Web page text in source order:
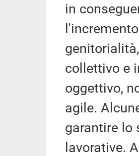
in
collettivo e
oggettivo,
agile.
garantire lo
lavorative.